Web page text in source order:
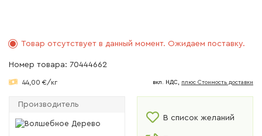
Товар отсутствует в данный момент. Ожидаем поставку.
Номер товара: 70444662
44,00 €/кг вкл. НДС, плюс Cтоимость доставки
Производитель
В список желаний